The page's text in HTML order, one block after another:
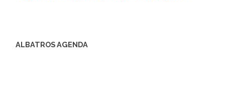
ALBATROS AGENDA